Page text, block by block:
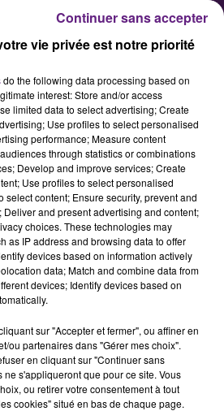
Bernard
une étoile au guide
de trois
1991, le relais
de Saulieu a appris
2016 du
Michelin ce lundi
la publication du
vie privée est notre priorité
do the following data processing based on
interest: Store and/or access
limited data to select advertising; Create
Use profiles to select personalised
performance; Measure content
through statistics or combinations
Develop and improve services; Create
Use profiles to select personalised
select content; Ensure security, prevent and
Deliver and present advertising and content;
choices. These technologies may
as IP address and browsing data to offer
devices based on information actively
data; Match and combine data from
devices; Identify devices based on
sur "Accepter et fermer", ou affiner en
ou partenaires dans "Gérer mes choix".
en cliquant sur "Continuer sans
ne s'appliqueront que pour ce site. Vous
ou retirer votre consentement à tout
cookies" situé en bas de chaque page.
Continuer sans accepter